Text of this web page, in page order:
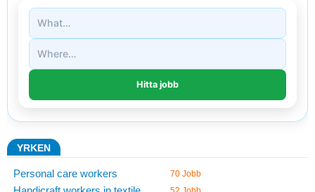
YRKEN
Personal care workers 70 Jobb